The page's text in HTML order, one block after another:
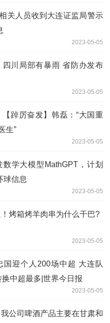
关人员收到大连证监局警示
2023-05-05
四川局部有暴雨 省防办发布
2023-05-05
【踔厉奋发】韩磊：“大国重
生”
2023-05-05
学大模型MathGPT，计划
球信息
2023-05-05
烤箱烤羊肉串为什么干巴?
2023-05-05
国迎个人200场中超 大连队
中超最多|世界今日报
2023-05-05
公司啤酒产品主要在甘肃和